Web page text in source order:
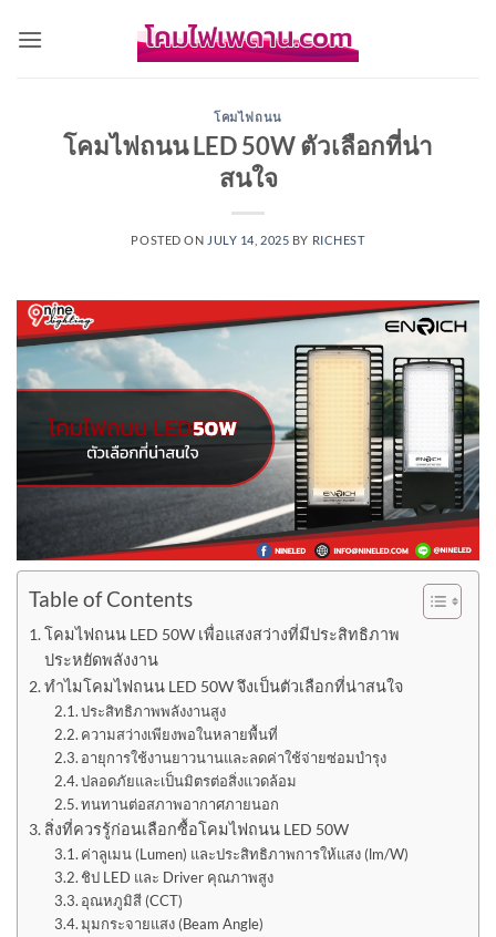
โคมไฟถนน
โคมไฟถนน LED 50W ตัวเลือกที่น่า
สนใจ
POSTED ON JULY 14, 2025 BY RICHEST
Table of Contents
โคมไฟถนน LED 50W เพื่อแสงสว่างที่มีประสิทธิภาพ
ประหยัดพลังงาน
ทำไมโคมไฟถนน LED 50W จึงเป็นตัวเลือกที่น่าสนใจ
ประสิทธิภาพพลังงานสูง
ความสว่างเพียงพอในหลายพื้นที่
อายุการใช้งานยาวนานและลดค่าใช้จ่ายซ่อมบำรุง
ปลอดภัยและเป็นมิตรต่อสิ่งแวดล้อม
ทนทานต่อสภาพอากาศภายนอก
สิ่งที่ควรรู้ก่อนเลือกซื้อโคมไฟถนน LED 50W
ค่าลูเมน (Lumen) และประสิทธิภาพการให้แสง (lm/W)
ชิป LED และ Driver คุณภาพสูง
อุณหภูมิสี (CCT)
มุมกระจายแสง (Beam Angle)